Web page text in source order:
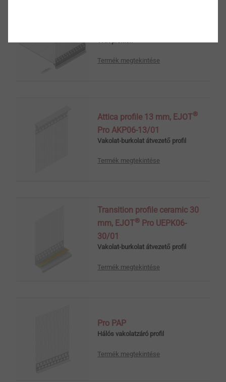
Termék megtekintése
Attica profile 13 mm, EJOT®
Pro AKP06-13/01
Vakolat-burkolat átvezető profil
Termék megtekintése
Transition profile ceramic 30
mm, EJOT® Pro UEPK06-
30/01
Vakolat-burkolat átvezető profil
Termék megtekintése
Pro PAP
Hálós vakolatzáró profil
Termék megtekintése